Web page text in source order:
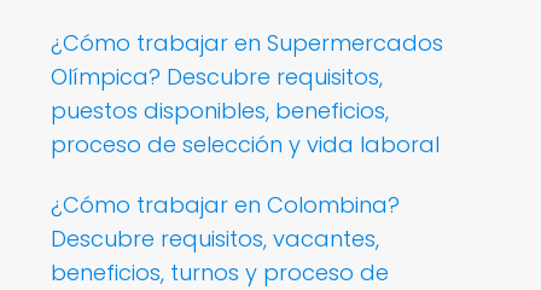
¿Cómo trabajar en Supermercados
Olímpica? Descubre requisitos,
puestos disponibles, beneficios,
proceso de selección y vida laboral
¿Cómo trabajar en Colombina?
Descubre requisitos, vacantes,
beneficios, turnos y proceso de